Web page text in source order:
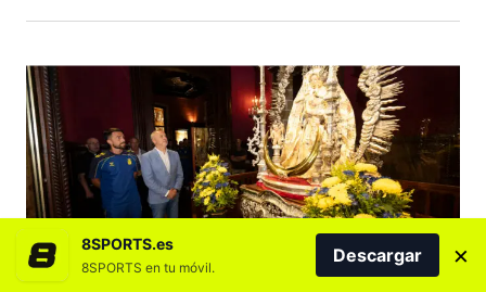
DESTACADOS
Ramírez: «El objetivo es claro: la permanencia.
8SPORTS.es
8SPORTS en tu móvil.
Descargar ×